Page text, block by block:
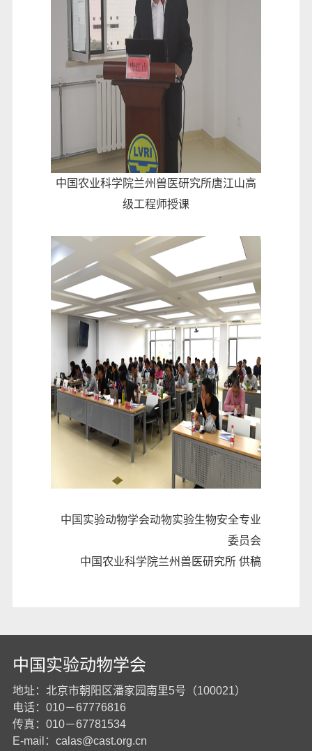
中国农业科学院兰州兽医研究所唐江山高
级工程师授课
中国实验动物学会动物实验生物安全专业
委员会
中国农业科学院兰州兽医研究所 供稿
中国实验动物学会
地址：北京市朝阳区潘家园南里5号（100021）
电话：010－67776816
传真：010－67781534
E-mail： calas@cast.org.cn